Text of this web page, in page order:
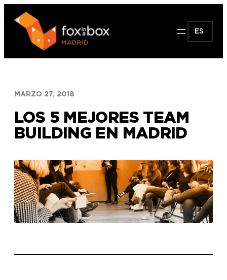
Saltar
contenido
ES
MARZO 27, 2018
LOS 5 MEJORES TEAM
BUILDING EN MADRID